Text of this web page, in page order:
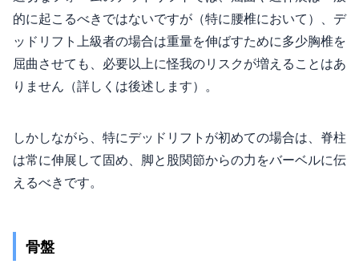
的に起こるべきではないですが（特に腰椎において）、デ
ッドリフト上級者の場合は重量を伸ばすために多少胸椎を
屈曲させても、必要以上に怪我のリスクが増えることはあ
りません（詳しくは後述します）。
しかしながら、特にデッドリフトが初めての場合は、脊柱
は常に伸展して固め、脚と股関節からの力をバーベルに伝
えるべきです。
骨盤